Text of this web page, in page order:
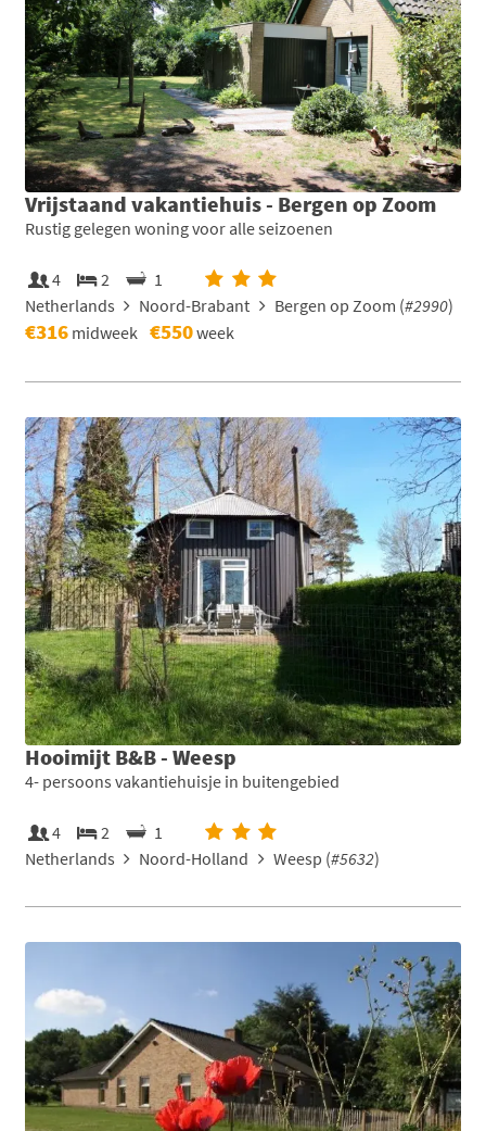
Vrijstaand vakantiehuis - Bergen op Zoom
Rustig gelegen woning voor alle seizoenen
4 2
1
Netherlands
Noord-Brabant Bergen op Zoom (#2990)
€316 midweek €550week
Hooimijt B&B - Weesp
4- persoons vakantiehuisje in buitengebied
4 2
1
Netherlands
Noord-Holland Weesp (#5632)